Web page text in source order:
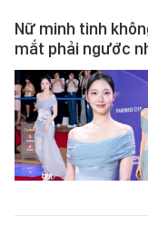
Nữ minh tinh
mắt phải ngước